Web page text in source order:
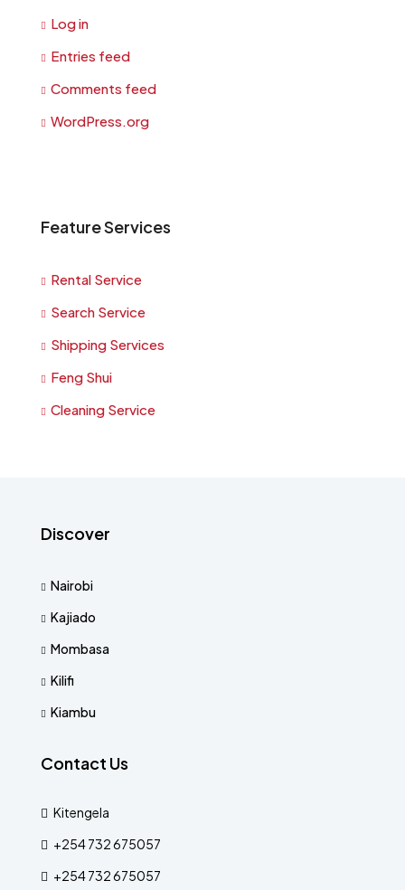
Log in
Entries feed
Comments feed
WordPress.org
Feature Services
Rental Service
Search Service
Shipping Services
Feng Shui
Cleaning Service
Discover
Nairobi
Kajiado
Mombasa
Kilifi
Kiambu
Contact Us
Kitengela
+254 732 675057
+254 732 675057